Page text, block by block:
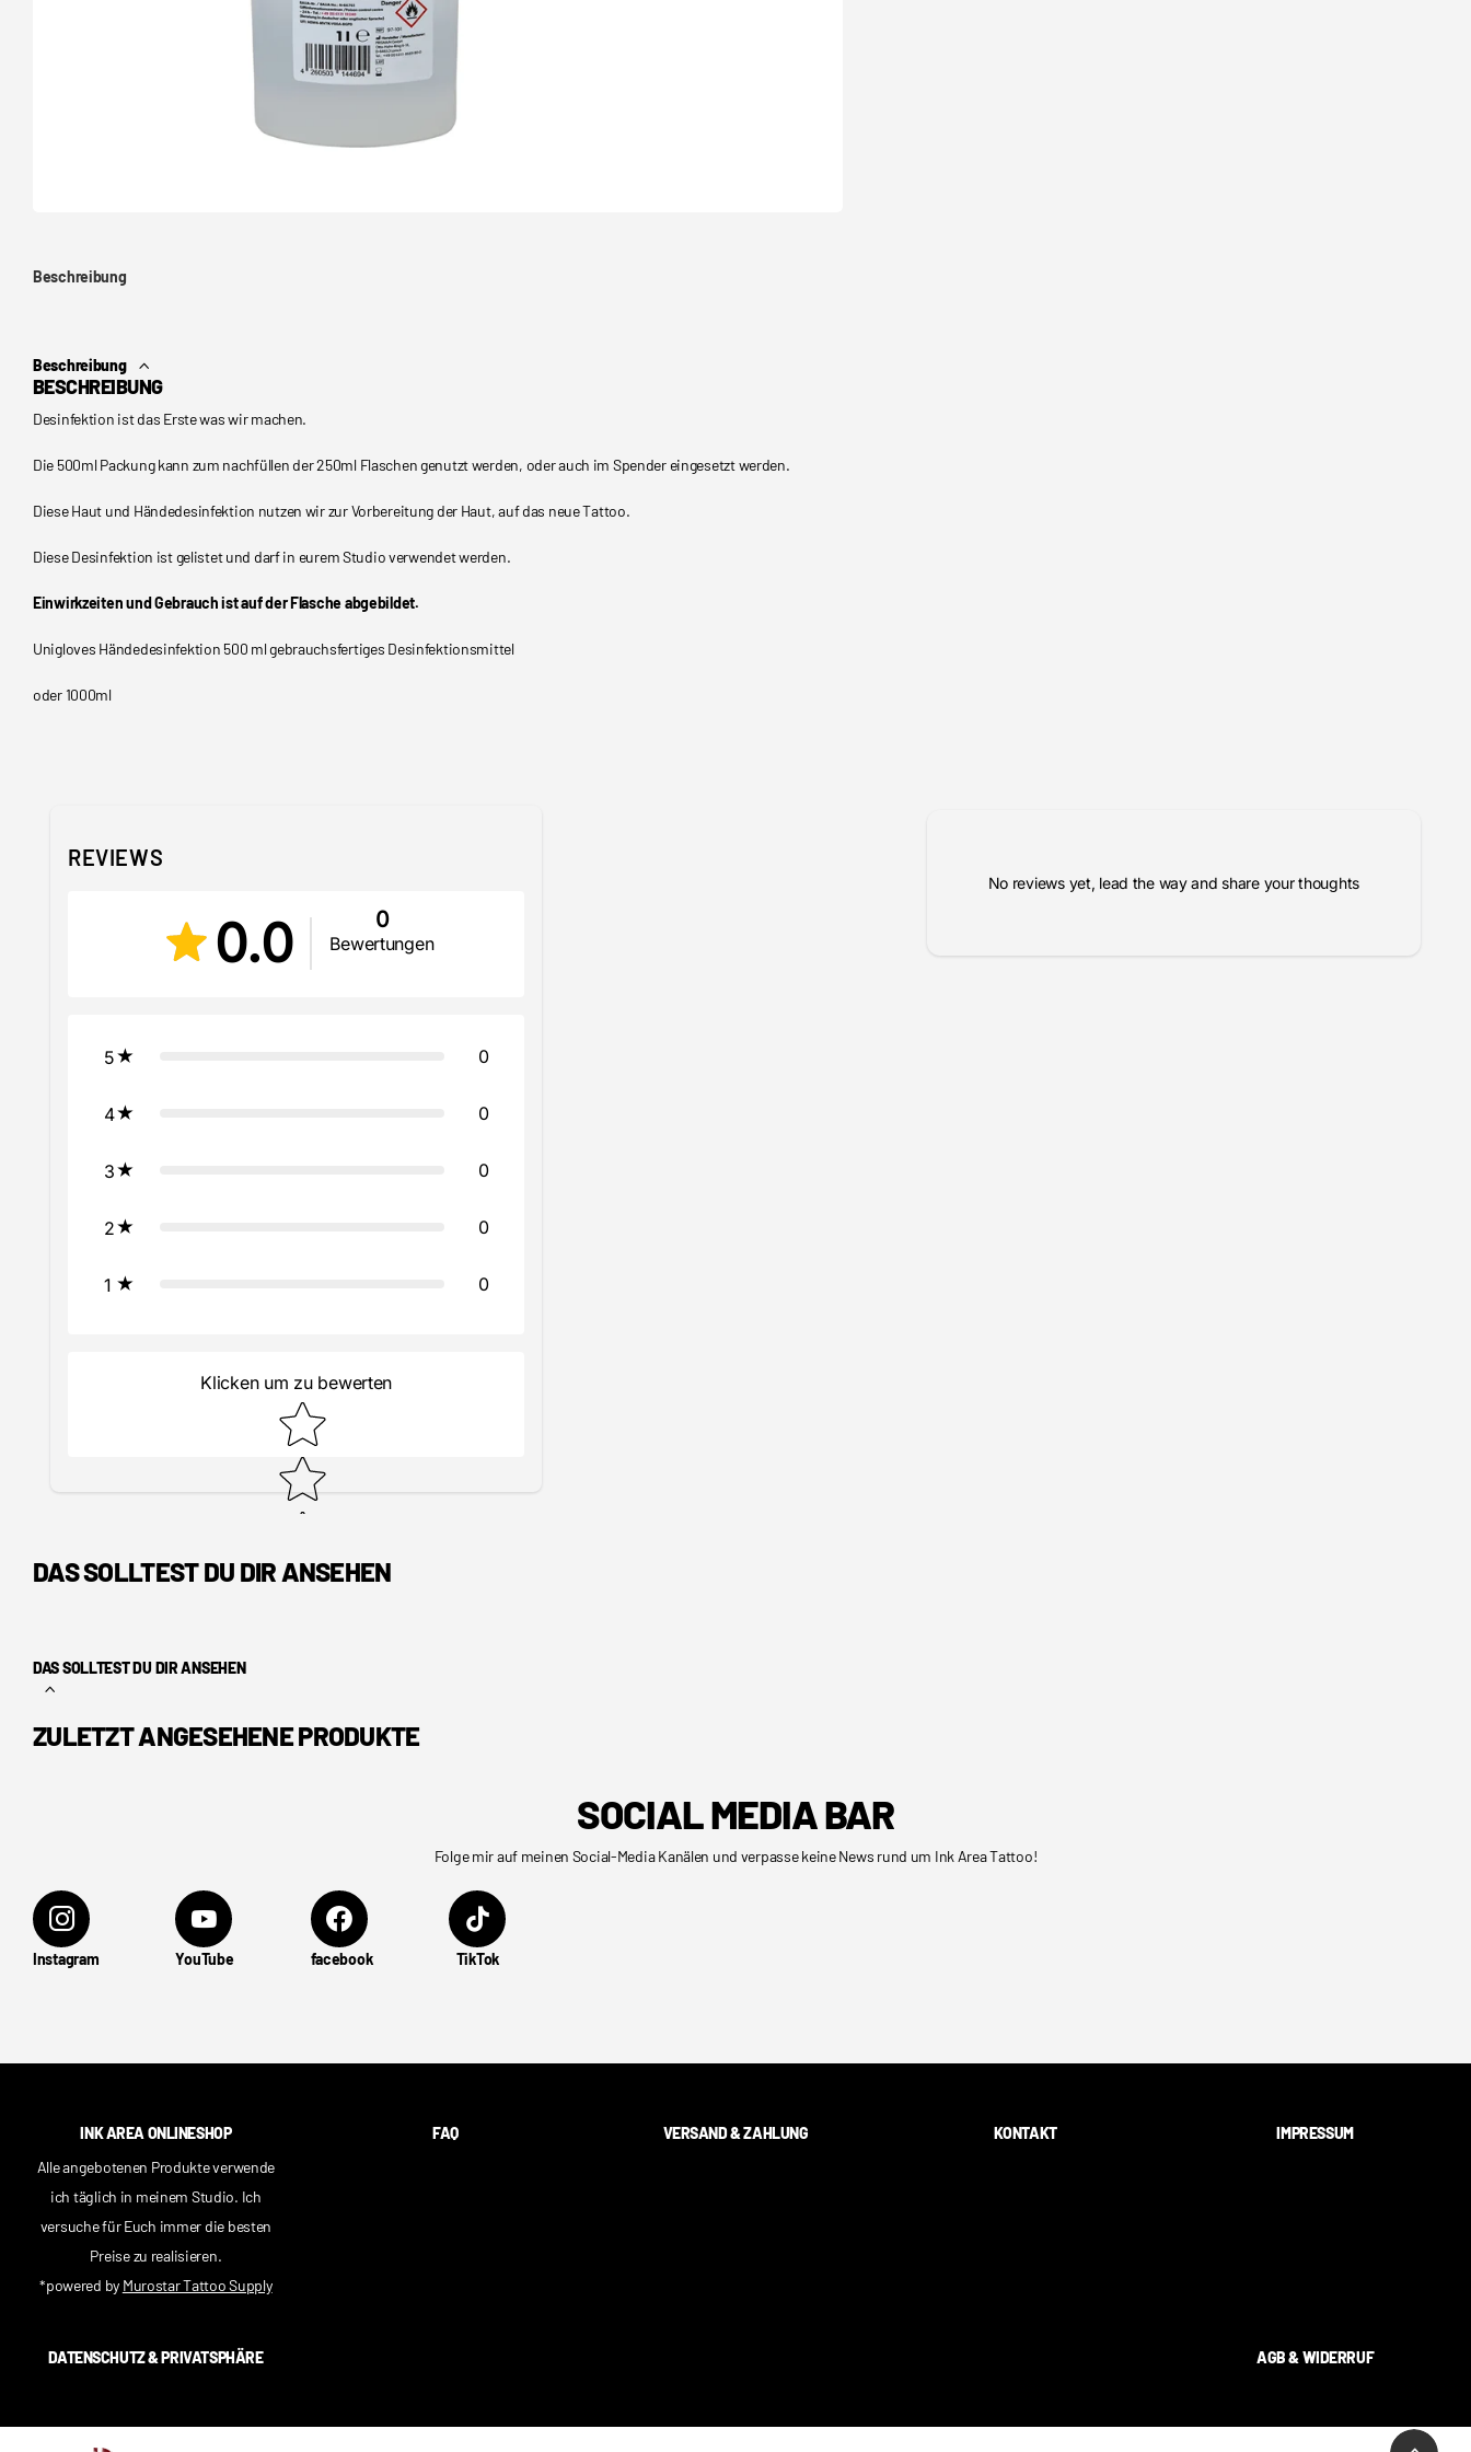
Beschreibung
Beschreibung
BESCHREIBUNG
Desinfektion ist das Erste was wir machen.
Die 500ml Packung kann zum nachfüllen der 250ml Flaschen genutzt werden, oder auch im Spender eingesetzt werden.
Diese Haut und Händedesinfektion nutzen wir zur Vorbereitung der Haut, auf das neue Tattoo.
Diese Desinfektion ist gelistet und darf in eurem Studio verwendet werden.
Einwirkzeiten und Gebrauch ist auf der Flasche abgebildet.
Unigloves Händedesinfektion 500 ml gebrauchsfertiges Desinfektionsmittel
oder 1000ml
REVIEWS
0.0 0
Bewertungen
5 0
4 0
3 0
2 0
1 0
Klicken um zu bewerten
No reviews yet, lead the way and share your thoughts
DAS SOLLTEST DU DIR ANSEHEN
DAS SOLLTEST DU DIR ANSEHEN
ZULETZT ANGESEHENE PRODUKTE
SOCIAL MEDIA BAR
Folge mir auf meinen Social-Media Kanälen und verpasse keine News rund um Ink Area Tattoo!
Instagram YouTube facebook TikTok
INK AREA ONLINESHOP
Alle angebotenen Produkte verwende
ich täglich in meinem Studio. Ich
versuche für Euch immer die besten
Preise zu realisieren.
*powered by Murostar Tattoo Supply
FAQ VERSAND & ZAHLUNG KONTAKT IMPRESSUM
DATENSCHUTZ & PRIVATSPHÄRE AGB & WIDERRUF